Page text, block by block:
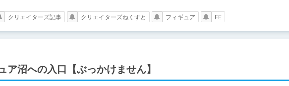
クリエイターズ記事 クリエイターズねくすと フィギュア FE
ア沼への入口【ぶっかけません】